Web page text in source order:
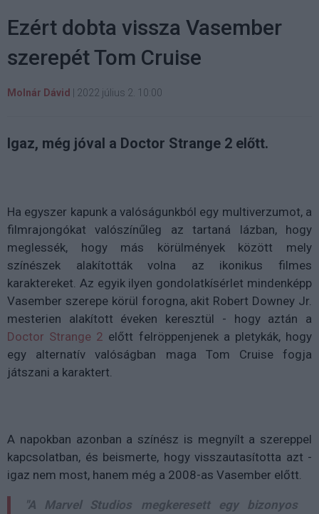
Ezért dobta vissza Vasember
szerepét Tom Cruise
Molnár Dávid 2022 július 2. 10:00
Igaz, még jóval a Doctor Strange 2 előtt.
Ha egyszer kapunk a valóságunkból egy multiverzumot, a
filmrajongókat valószínűleg az tartaná lázban, hogy
meglessék, hogy más körülmények között mely
színészek alakították volna az ikonikus filmes
karaktereket. Az egyik ilyen gondolatkísérlet mindenképp
Vasember szerepe körül forogna, akit Robert Downey Jr.
mesterien alakított éveken keresztül - hogy aztán a
Doctor Strange 2 előtt felröppenjenek a pletykák, hogy
egy alternatív valóságban maga Tom Cruise fogja
játszani a karaktert.
A napokban azonban a színész is megnyílt a szereppel
kapcsolatban, és beismerte, hogy visszautasította azt -
igaz nem most, hanem még a 2008-as Vasember előtt.
"A Marvel Studios megkeresett egy bizonyos